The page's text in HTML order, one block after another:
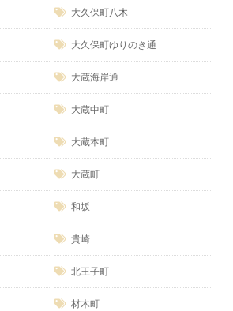
大久保町八木
大久保町ゆりのき通
大蔵海岸通
大蔵中町
大蔵本町
大蔵町
和坂
貴崎
北王子町
材木町